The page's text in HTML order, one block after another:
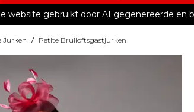
website gebruikt door AI gegenereerde en
Jurken / Petite Bruiloftsgastjurken